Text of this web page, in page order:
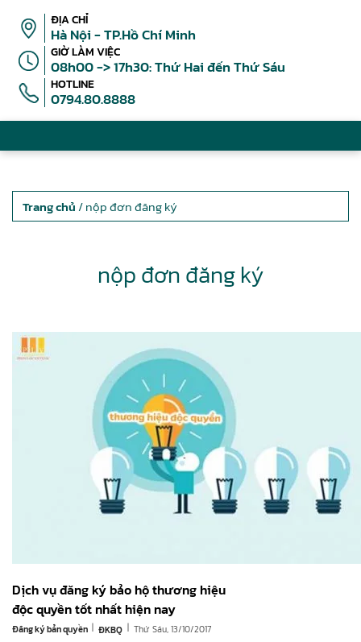
ĐỊA CHỈ
Hà Nội - TP.Hồ Chí Minh
GIỜ LÀM VIỆC
08h00 -> 17h30: Thứ Hai đến Thứ Sáu
HOTLINE
0794.80.8888
Trang chủ / nộp đơn đăng ký
nộp đơn đăng ký
Dịch vụ đăng ký bảo hộ thương hiệu
độc quyền tốt nhất hiện nay
Đăng ký bản quyền | ĐKBQ | Thứ Sáu, 13/10/2017